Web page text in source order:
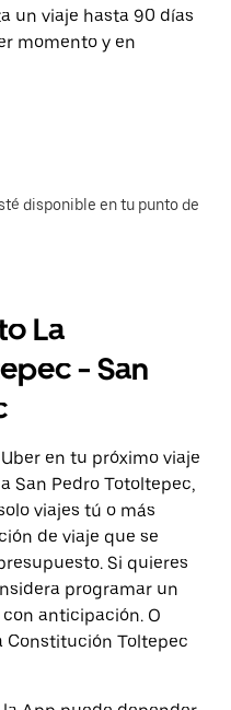
un viaje hasta 90 días
momento y en
disponible en tu punto de
La
- San
en tu próximo viaje
San Pedro Totoltepec,
viajes tú o más
de viaje que se
Si quieres
programar un
anticipación. O
Constitución Toltepec